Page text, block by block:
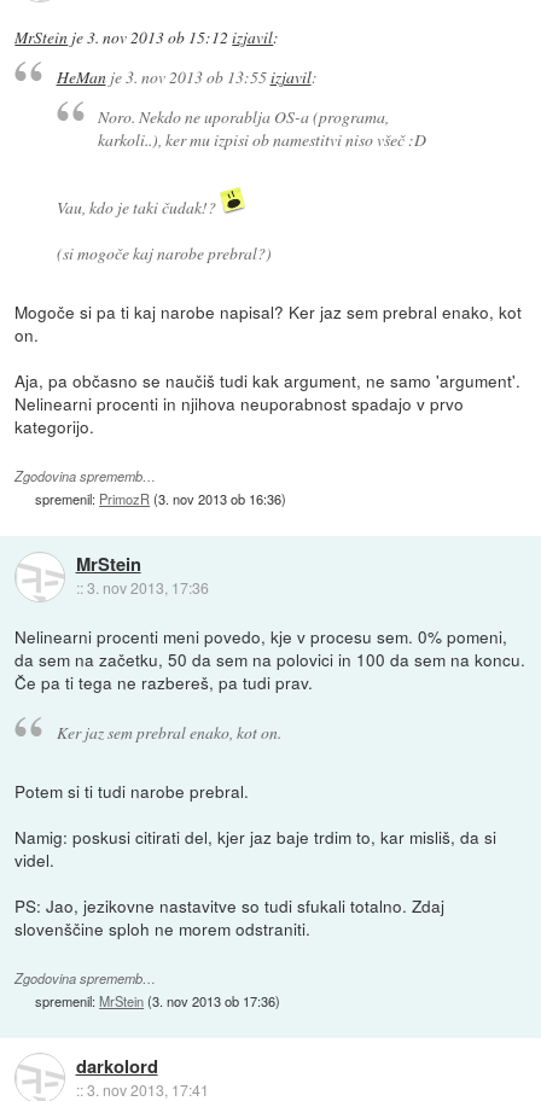
MrStein je3. nov 2013 ob 15:12 izjavil:
HeManje3. nov 2013 ob 13:55izjavil:
Noro. Nekdo ne uporablja OS-a (programa,
karkoli..), ker mu izpisi ob namestitvi niso všeč :D
Vau, kdo je taki čudak!?
(si mogoče kaj narobe prebral?)
Mogoče si pa ti kaj narobe napisal? Ker jaz sem prebral enako, kot
on.
Aja, pa občasno se naučiš tudi kak argument, ne samo 'argument'.
Nelinearni procenti in njihova neuporabnost spadajo v prvo
kategorijo.
Zgodovina sprememb…
spremenil: PrimozR (3. nov 2013 ob 16:36)
MrStein
::3. nov 2013, 17:36
Nelinearni procenti meni povedo, kje v procesu sem. 0% pomeni,
da sem na začetku, 50 da sem na polovici in 100 da sem na koncu.
Če pa ti tega ne razbereš, pa tudi prav.
Ker jaz sem prebral enako, kot on.
Potem si ti tudi narobe prebral.
Namig: poskusi citirati del, kjer jaz baje trdim to, kar misliš, da si
videl.
PS: Jao, jezikovne nastavitve so tudi sfukali totalno. Zdaj
slovenščine sploh ne morem odstraniti.
Zgodovina sprememb…
spremenil:MrStein(3. nov 2013 ob 17:36)
darkolord
::3. nov 2013, 17:41